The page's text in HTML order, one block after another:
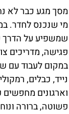
מסך מגע כבר לא
מי שנכנס לחדר.
שמשפיע על הדרך
פגישה, מדריכים
במקום לעבוד עם
נייד, כבלים,
וארגונים
פשוטה, ברורה